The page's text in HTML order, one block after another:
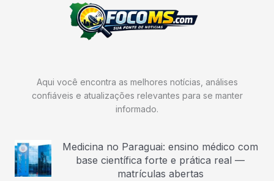
Aqui você encontra as melhores notícias, análises
confiáveis e atualizações relevantes para se manter
informado.
Medicina no Paraguai: ensino médico com
base científica forte e prática real —
matrículas abertas